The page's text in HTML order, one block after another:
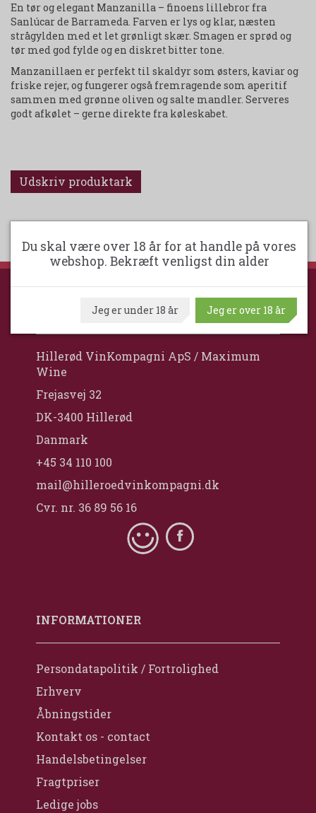
En tør og elegant Manzanilla – finoens lillebror fra
Sanlúcar de Barrameda. Farven er lys og klar, næsten
strågylden med et let grønligt skær. Smagen er sprød og
tør med god fylde og en diskret bitter tone.
Manzanillaen er perfekt til skaldyr som østers, kaviar og
friske rejer, og fungerer også fremragende som aperitif
sammen med grønne oliven og salte mandler. Serveres
godt afkølet – gerne direkte fra køleskabet.
Udskriv produktark
HILLERØD VINKOMPAGNI
Hillerød VinKompagni ApS / Maximum
Wine
Frejasvej 32
DK-3400 Hillerød
Danmark
+45 34 110 100
mail@hilleroedvinkompagni.dk
Cvr. nr. 36 89 56 16
INFORMATIONER
Persondatapolitik / Fortrolighed
Erhverv
Åbningstider
Kontakt os - contact
Handelsbetingelser
Fragtpriser
Ledige jobs
Du skal være over 18 år for at handle på vores
webshop. Bekræft venligst din alder
Jeg er under 18 år Jeg er over 18 år